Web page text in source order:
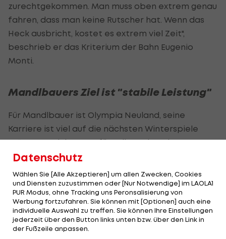
zurechtgekommen. Man muss oben extrem genau
fahren, dass man keine Rutscher hat. Wenn das
Heck ausbricht, kostet es extrem viel Zeit",
beschrieb er das Kriterium der Bahn Eugenio
Monti.
Mandlbauers Ziel ist "stabile Leistung"
Für Mandlbauer ist Olympia Neuland, seine
Karriere ist viel auf die nächsten Winterspiele
2030 ausgerichtet. Dafür soll Cortina ein guter
Entwicklungsschritt sein.
"Ich glaube, dass das eine ganz wichtige Erfahrung
für den weiteren Prozess sein wird. Man wird
sehen, wie gut kann man ein Rennen fahren, wenn
rundherum ein bissl mehr los ist als bei
Weltcuprennen", sagte der 27-Jährige.
Datenschutz
Wählen Sie [Alle Akzeptieren] um allen Zwecken, Cookies
und Diensten zuzustimmen oder [Nur Notwendige] im LAOLA1
PUR Modus, ohne Tracking uns Peronsalisierung von
Werbung fortzufahren. Sie können mit [Optionen] auch eine
individuelle Auswahl zu treffen. Sie können Ihre Einstellungen
jederzeit über den Button links unten bzw. über den Link in
der Fußzeile anpassen.